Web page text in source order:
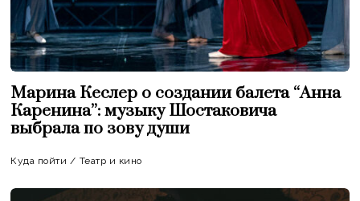
Марина Кеслер о создании балета “Анна
Каренина”: музыку Шостаковича
выбрала по зову души
Куда пойти / Театр и кино